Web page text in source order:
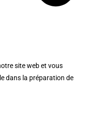
site web et vous
dans la préparation de